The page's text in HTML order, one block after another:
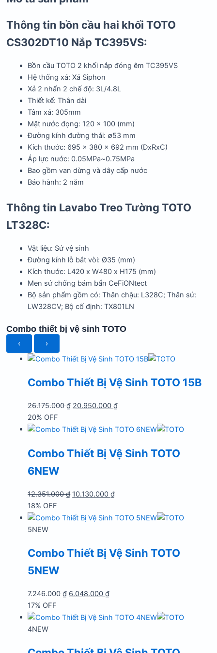
Thông tin bồn cầu hai khối TOTO
CS302DT10 Nắp TC395VS:
Bồn cầu TOTO 2 khối nắp đóng êm TC395VS
Hệ thống xả: Xả Siphon
Xả 2 nhấn 2 chế độ: 3L/4.8L
Thiết kế: Thân dài
Tâm xả: 305mm
Mặt nước đọng: 120 x 100 (mm)
Đường kính đường thái: ∅53 mm
Kích thước: 695 x 380 x 692 mm (DxRxC)
Áp lực nước: 0.05MPa~0.75MPa
Bao gồm van dừng và dây cấp nước
Bảo hành: 2 năm
Thông tin Lavabo Treo Tường TOTO
LT328C:
Vật liệu: Sứ vệ sinh
Đường kính lỗ bắt vòi: Ø35 (mm)
Kích thước: L420 x W480 x H175 (mm)
Men sứ chống bám bẩn CeFiONtect
Bộ sản phẩm gồm có: Thân chậu: L328C; Thân sứ:
LW328CV; Bộ cố định: TX801LN
Combo thiết bị vệ sinh TOTO
‹ ›
Combo Thiết Bị Vệ Sinh TOTO 15B
26.175.000₫ Giá
là:
20.950.000₫Giá
tại
20.950.000 ₫.
20% OFF
Combo Thiết Bị Vệ Sinh TOTO
6NEW
12.351.000₫ Giá
là:
10.130.000₫Giá
tại
18% OFF
5NEW
Combo Thiết Bị Vệ Sinh TOTO
5NEW
7.246.000₫ Giá
là:
6.048.000₫Giá
tại
17% OFF
4NEW